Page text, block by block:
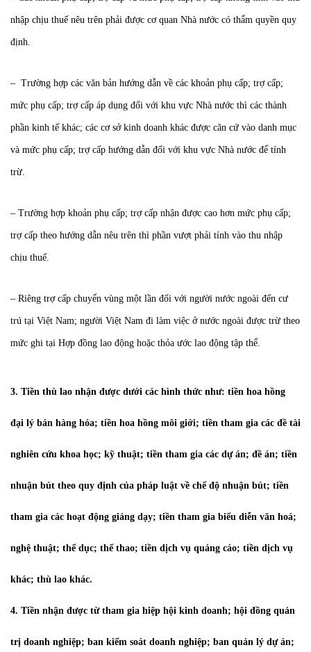
nhập chịu thuế nêu trên phải được cơ quan Nhà nước có thẩm quyền quy
định.
– Trường hợp các văn bản hướng dẫn về các khoản phụ cấp; trợ cấp;
mức phụ cấp; trợ cấp áp dụng đối với khu vực Nhà nước thì các thành
phần kinh tế khác; các cơ sở kinh doanh khác được căn cứ vào danh mục
và mức phụ cấp; trợ cấp hướng dẫn đối với khu vực Nhà nước để tính
trừ.
– Trường hợp khoản phụ cấp; trợ cấp nhận được cao hơn mức phụ cấp;
trợ cấp theo hướng dẫn nêu trên thì phần vượt phải tính vào thu nhập
chịu thuế.
– Riêng trợ cấp chuyển vùng một lần đối với người nước ngoài đến cư
trú tại Việt Nam; người Việt Nam đi làm việc ở nước ngoài được trừ theo
mức ghi tại Hợp đồng lao động hoặc thỏa ước lao động tập thể.
3. Tiền thù lao nhận được dưới các hình thức như: tiền hoa hồng
đại lý bán hàng hóa; tiền hoa hồng môi giới; tiền tham gia các đề tài
nghiên cứu khoa học; kỹ thuật; tiền tham gia các dự án; đề án; tiền
nhuận bút theo quy định của pháp luật về chế độ nhuận bút; tiền
tham gia các hoạt động giảng dạy; tiền tham gia biểu diễn văn hoá;
nghệ thuật; thể dục; thể thao; tiền dịch vụ quảng cáo; tiền dịch vụ
khác; thù lao khác.
4. Tiền nhận được từ tham gia hiệp hội kinh doanh; hội đồng quản
trị doanh nghiệp; ban kiểm soát doanh nghiệp; ban quản lý dự án;